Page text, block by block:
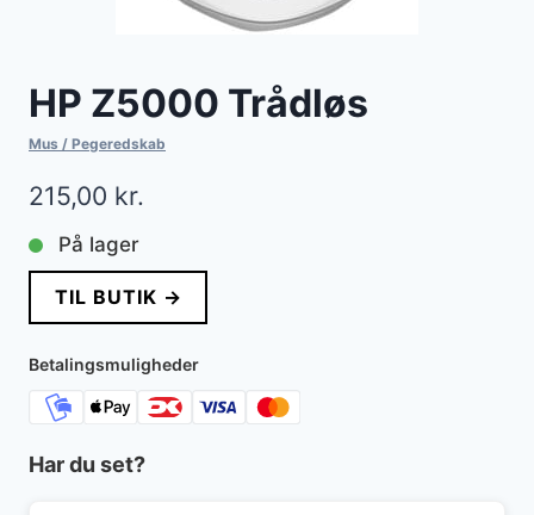
HP Z5000 Trådløs
Mus / Pegeredskab
215,00 kr.
På lager
TIL BUTIK →
Betalingsmuligheder
Har du set?